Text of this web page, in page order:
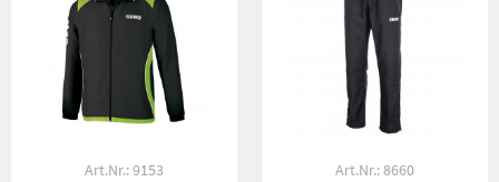
Art.Nr.: 9153
Art.Nr.: 8660